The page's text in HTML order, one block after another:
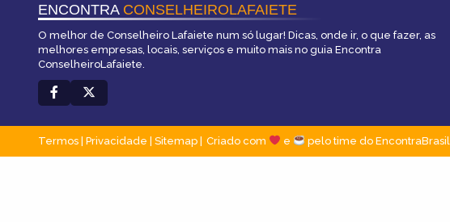
ENCONTRA CONSELHEIROLAFAIETE
O melhor de Conselheiro Lafaiete num só lugar! Dicas, onde ir, o que fazer, as
melhores empresas, locais, serviços e muito mais no guia Encontra
ConselheiroLafaiete.
Termos | Privacidade | Sitemap Criado com e pelo time do EncontraBrasil